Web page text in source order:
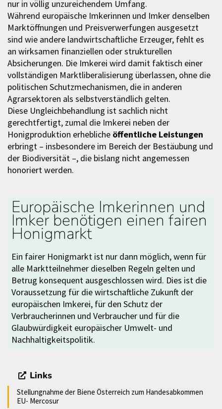
nur in völlig unzureichendem Umfang.
Während europäische Imkerinnen und Imker denselben
Marktöffnungen und Preisverwerfungen ausgesetzt
sind wie andere landwirtschaftliche Erzeuger, fehlt es
an wirksamen finanziellen oder strukturellen
Absicherungen. Die Imkerei wird damit faktisch einer
vollständigen Marktliberalisierung überlassen, ohne die
politischen Schutzmechanismen, die in anderen
Agrarsektoren als selbstverständlich gelten.
Diese Ungleichbehandlung ist sachlich nicht
gerechtfertigt, zumal die Imkerei neben der
Honigproduktion erhebliche öffentliche Leistungen
erbringt – insbesondere im Bereich der Bestäubung und
der Biodiversität –, die bislang nicht angemessen
honoriert werden.
Europäische Imkerinnen und
Imker benötigen einen fairen
Honigmarkt
Ein fairer Honigmarkt ist nur dann möglich, wenn für
alle Marktteilnehmer dieselben Regeln gelten und
Betrug konsequent ausgeschlossen wird. Dies ist die
Voraussetzung für die wirtschaftliche Zukunft der
europäischen Imkerei, für den Schutz der
Verbraucherinnen und Verbraucher und für die
Glaubwürdigkeit europäischer Umwelt- und
Nachhaltigkeitspolitik.
Links
Stellungnahme der Biene Österreich zum Handesabkommen
EU- Mercosur